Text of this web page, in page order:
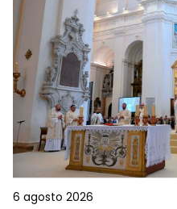
6 agosto 2026